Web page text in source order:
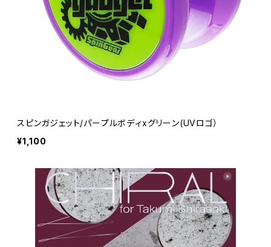
スピンガジェット/パープルボディxグリーン(UVロゴ）
¥1,100